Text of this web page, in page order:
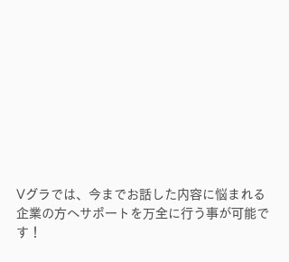
Vグラでは、今までお話した内容に悩まれる
企業の方へサポートを万全に行う事が可能で
す！